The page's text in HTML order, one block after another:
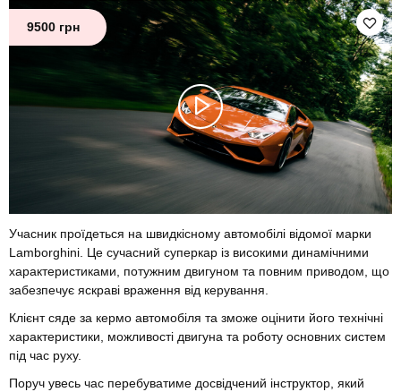
9500 грн
Учасник проїдеться на швидкісному автомобілі відомої марки
Lamborghini. Це сучасний суперкар із високими динамічними
характеристиками, потужним двигуном та повним приводом, що
забезпечує яскраві враження від керування.
Клієнт сяде за кермо автомобіля та зможе оцінити його технічні
характеристики, можливості двигуна та роботу основних систем
під час руху.
Поруч увесь час перебуватиме досвідчений інструктор, який